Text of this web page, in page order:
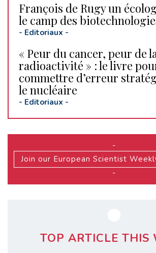
François de Rugy un
le camp des
- Editoriaux -
« Peur du cancer, peur de
radioactivité » : le livre
commettre d’erreur
le nucléaire
- Editoriaux -
-
Join our European Scientist
-
TOP ARTICLE THIS